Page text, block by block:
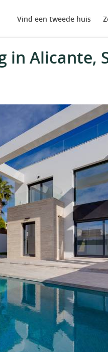
Vind een tweede huis
in Alicante,